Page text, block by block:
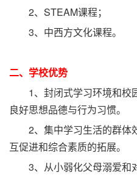
2、STEAM课程；
3、中西方文化课程。
二、学校优势
1、封闭式学习环境和校
良好思想品德与行为习惯。
2、集中学习生活的群体
互促进和综合素质的拓展。
3、从小弱化父母溺爱和